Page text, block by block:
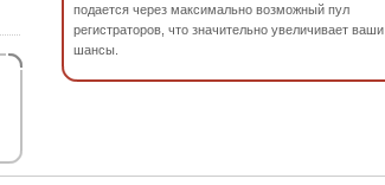
подается через максимально возможный пул
регистраторов, что значительно увеличивает ваши
шансы.